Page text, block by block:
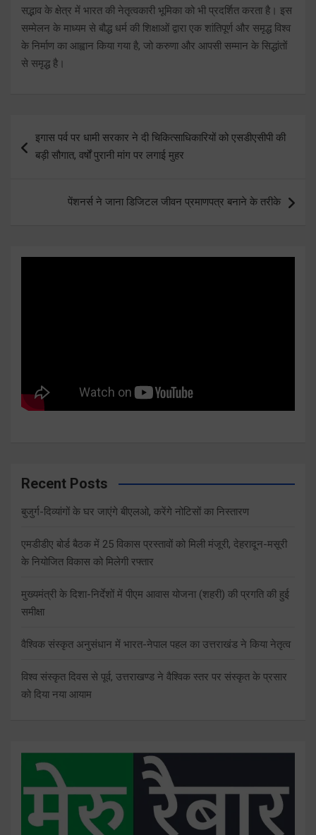
सद्भाव के क्षेत्र में भारत की नेतृत्वकारी भूमिका को भी प्रदर्शित करता है। इस
सम्मेलन के माध्यम से बौद्ध धर्म की शिक्षाओं द्वारा एक शांतिपूर्ण और समृद्ध विश्व
के निर्माण का आह्वान किया गया है, जो करुणा और आपसी सम्मान के सिद्धांतों
से समृद्ध है।
navigation
इगास पर्व पर धामी सरकार ने दी चिकित्साधिकारियों को एसडीएसीपी की
बड़ी सौगात, वर्षों पुरानी मांग पर लगाई मुहर
पेंशनर्स ने जाना डिजिटल जीवन प्रमाणपत्र बनाने के तरीके
Recent Posts
बुजुर्ग-दिव्यांगों के घर जाएंगे बीएलओ, करेंगे नोटिसों का निस्तारण
एमडीडीए बोर्ड बैठक में 25 विकास प्रस्तावों को मिली मंजूरी, देहरादून-मसूरी
के नियोजित विकास को मिलेगी रफ्तार
मुख्यमंत्री के दिशा-निर्देशों में पीएम आवास योजना (शहरी) की प्रगति की हुई
समीक्षा
वैश्विक संस्कृत अनुसंधान में भारत-नेपाल पहल का उत्तराखंड ने किया नेतृत्व
विश्व संस्कृत दिवस से पूर्व, उत्तराखण्ड ने वैश्विक स्तर पर संस्कृत के प्रसार
को दिया नया आयाम